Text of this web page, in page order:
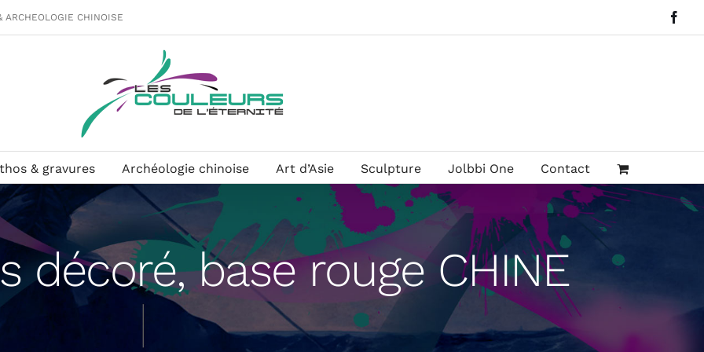
ARCHEOLOGIE CHINOISE
& gravures Archéologie chinoise Art d’Asie Sculpture Jolbbi One Contact
décoré, base rouge CHINE